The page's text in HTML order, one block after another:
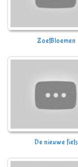
ZoetBloemen
De nieuwe fiets